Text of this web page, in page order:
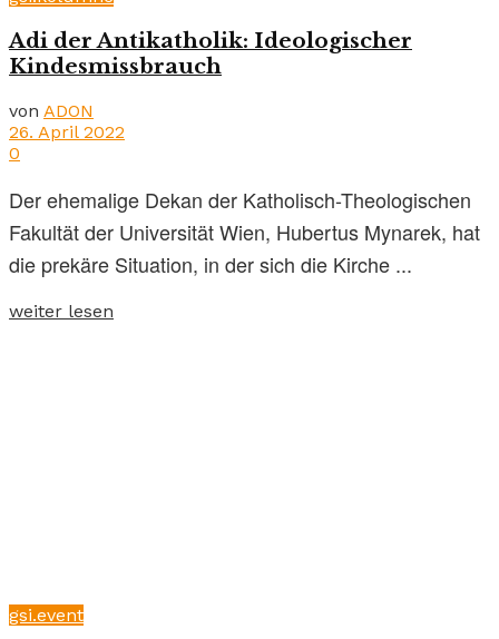
Adi der Antikatholik: Ideologischer
Kindesmissbrauch
von ADON
26. April 2022
0
Der ehemalige Dekan der Katholisch-Theologischen
Fakultät der Universität Wien, Hubertus Mynarek, hat
die prekäre Situation, in der sich die Kirche ...
weiter lesen
gsi.event